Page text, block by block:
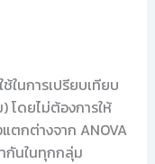
ในการเปรียบเทียบ
โดยไม่ต้องการให้
ตกต่างจาก ANOVA
กันในทุกกลุ่ม